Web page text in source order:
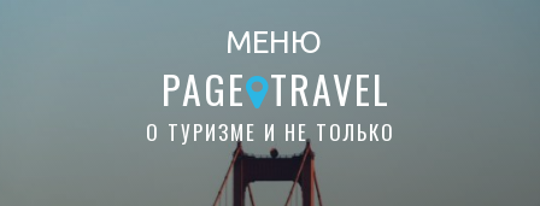
МЕНЮ
PAGE TRAVEL
О ТУРИЗМЕ И НЕ ТОЛЬКО